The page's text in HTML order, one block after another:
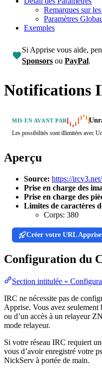
Remarques sur
Paramètres
Exemples
Si Apprise vous aide,
Sponsors ou PayPal.
Notifications
MIS EN AVANT PAR
Les possibilités sont illimitées avec
Aperçu
Source: https://ircv3.net/
Prise en charge des
Prise en charge des
Limites de caractères
Corps: 380
Créer votre URL Apprise
Configuration du
Section intitulée «
IRC ne nécessite pas de
Apprise. Vous avez seulement
ou d’un accès à un relayeur
mode relayeur.
Si votre réseau IRC requiert
vous d’avoir enregistré votre
NickServ à portée de main.